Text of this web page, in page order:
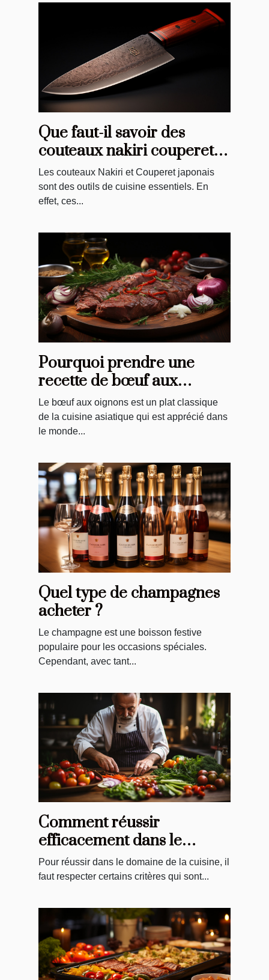
Que faut-il savoir des
couteaux nakiri couperet
du Japon ?
Les couteaux Nakiri et Couperet japonais
sont des outils de cuisine essentiels. En
effet, ces...
Pourquoi prendre une
recette de bœuf aux
oignons ?
Le bœuf aux oignons est un plat classique
de la cuisine asiatique qui est apprécié dans
le monde...
Quel type de champagnes
acheter ?
Le champagne est une boisson festive
populaire pour les occasions spéciales.
Cependant, avec tant...
Comment réussir
efficacement dans le
domaine de la cuisine ?
Pour réussir dans le domaine de la cuisine, il
faut respecter certains critères qui sont...